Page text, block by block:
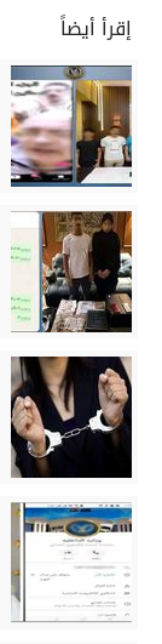
إقرأ أيضاً